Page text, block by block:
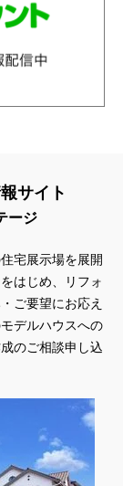
サイト
ージ
宅展示場を展開
はじめ、リフォ
ご要望にお応え
デルハウスへの
のご相談申し込